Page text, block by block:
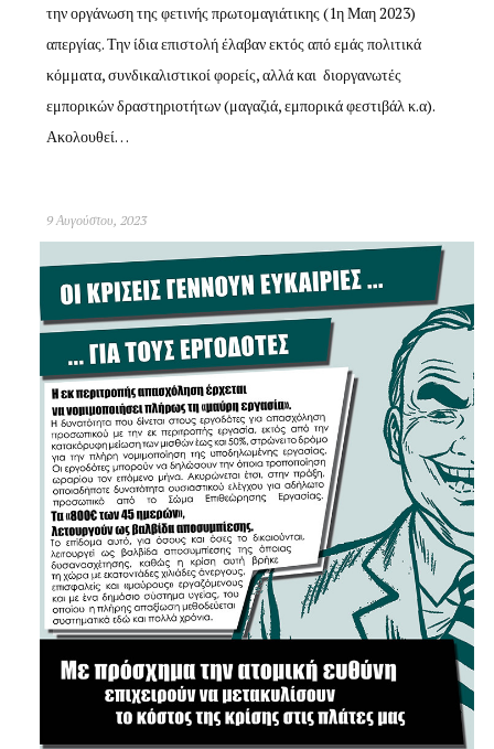
την οργάνωση της φετινής πρωτομαγιάτικης (1η Μαη 2023)
απεργίας. Την ίδια επιστολή έλαβαν εκτός από εμάς πολιτικά
κόμματα, συνδικαλιστικοί φορείς, αλλά και διοργανωτές
εμπορικών δραστηριοτήτων (μαγαζιά, εμπορικά φεστιβάλ κ.α).
Ακολουθεί…
9 Αυγούστου, 2023